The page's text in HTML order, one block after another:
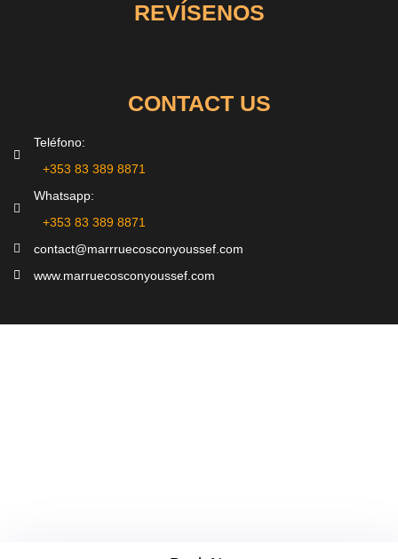
REVÍSENOS
CONTACT US
Teléfono:
‪+353 83 389 8871‬
Whatsapp:
‪+353 83 389 8871‬
contact@marrruecosconyoussef.com
www.marruecosconyoussef.com